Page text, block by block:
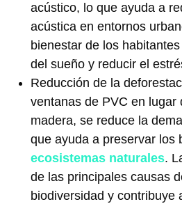
acústico, lo que ayuda a
acústica en entornos
bienestar de los
del sueño y reducir el
Reducción de la
ventanas de PVC en lugar
madera, se reduce la
que ayuda a preservar los
ecosistemas naturales.
de las principales causas
biodiversidad y contribuye